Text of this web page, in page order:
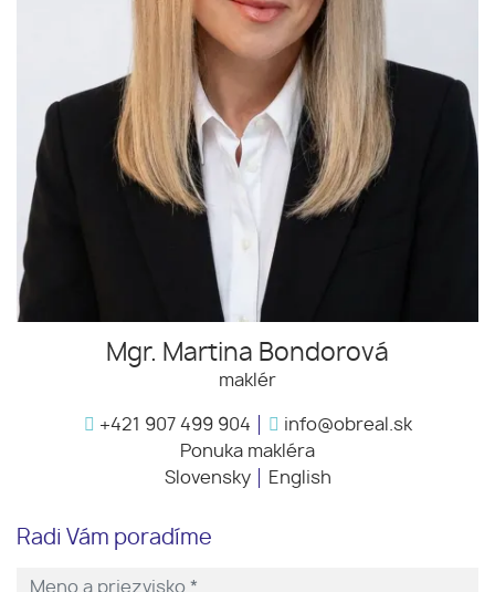
Mgr. Martina Bondorová
maklér
+421 907 499 904
info@obreal.sk
Ponuka makléra
Slovensky
English
Radi Vám poradíme